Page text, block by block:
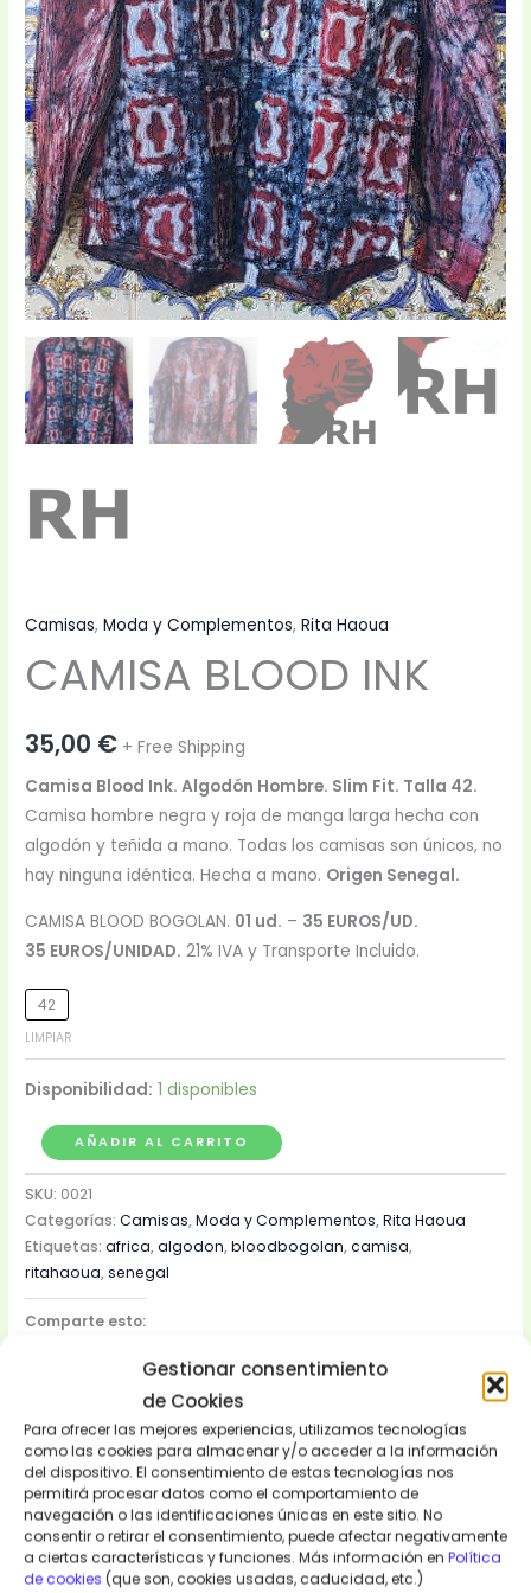
Gestionar consentimiento
de Cookies
Para ofrecer las mejores experiencias, utilizamos tecnologías
como las cookies para almacenar y/o acceder a la información
del dispositivo. El consentimiento de estas tecnologías nos
permitirá procesar datos como el comportamiento de
navegación o las identificaciones únicas en este sitio. No
consentir o retirar el consentimiento, puede afectar negativamente
a ciertas características y funciones. Más información en Política
de cookies (que son, cookies usadas, caducidad, etc.)
Camisas,Moda y Complementos,Rita Haoua
CAMISA BLOOD INK
35,00 € + Free Shipping
Camisa Blood Ink. Algodón Hombre. Slim Fit. Talla 42.
Camisa hombre negra y roja de manga larga hecha con
algodón y teñida a mano. Todas los camisas son únicos, no
hay ninguna idéntica. Hecha a mano. Origen Senegal.
CAMISA BLOOD BOGOLAN. 01 ud. – 35 EUROS/UD.
35 EUROS/UNIDAD. 21% IVA y Transporte Incluido.
42
LIMPIAR
Disponibilidad: 1 disponibles
AÑADIR AL CARRITO
SKU: 0021
Categorías:Camisas,Moda y Complementos,Rita Haoua
Etiquetas:africa,algodon,bloodbogolan,camisa,
ritahaoua,senegal
Comparte esto:
Descripción
Información adicional